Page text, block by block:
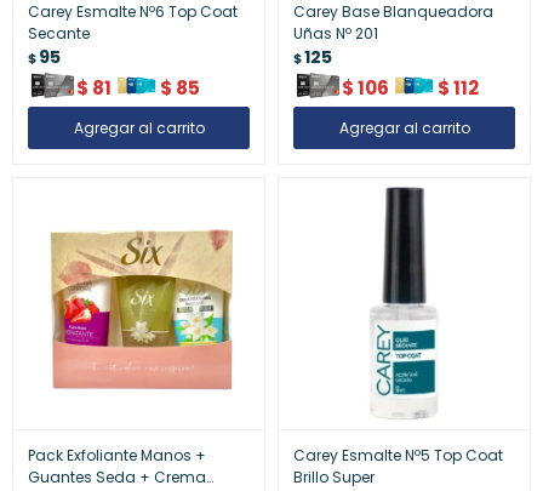
Carey Esmalte Nº6 Top Coat
Secante
$95
$ 81 $ 85
Carey Base Blanqueadora
Uñas Nº 201
$125
$106 $112
Pack Exfoliante Manos +
Guantes Seda + Crema
Carey Esmalte Nº5 Top Coat
Brillo Super